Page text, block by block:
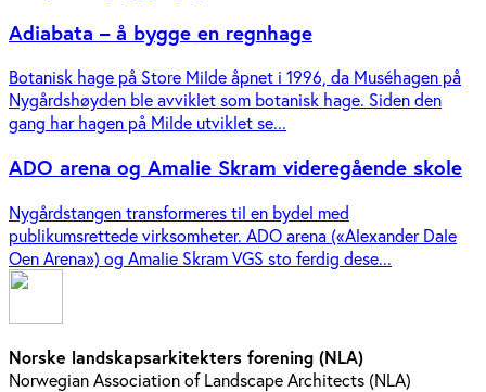
Adiabata – å bygge en regnhage
Botanisk hage på Store Milde åpnet i 1996, da Muséhagen på
Nygårdshøyden ble avviklet som botanisk hage. Siden den
gang har hagen på Milde utviklet se...
ADO arena og Amalie Skram videregående skole
Nygårdstangen transformeres til en bydel med
publikumsrettede virksomheter. ADO arena («Alexander Dale
Oen Arena») og Amalie Skram VGS sto ferdig dese...
Norske landskapsarkitekters forening (NLA)
Norwegian Association of Landscape Architects (NLA)